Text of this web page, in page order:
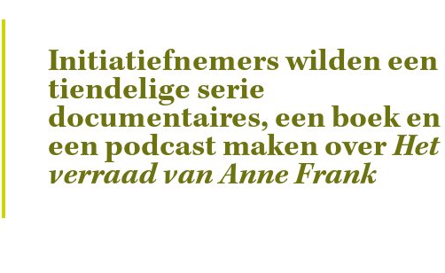
Initiatiefnemers wilden een
tiendelige serie
documentaires, een boek en
een podcast maken overHet
verraad van Anne Frank